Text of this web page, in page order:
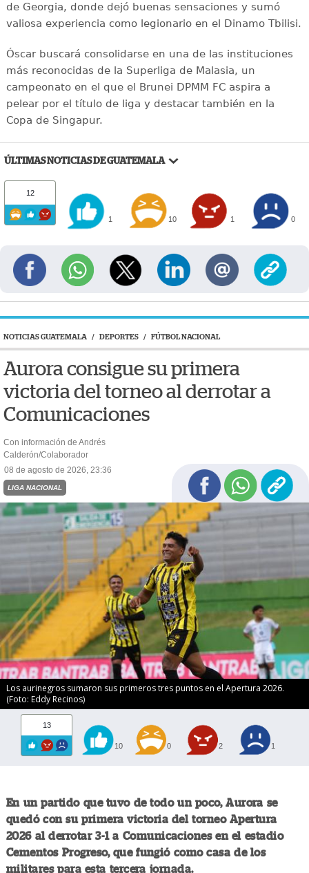
de Georgia, donde dejó buenas sensaciones y sumó
valiosa experiencia como legionario en el Dinamo Tbilisi.
Óscar buscará consolidarse en una de las instituciones
más reconocidas de la Superliga de Malasia, un
campeonato en el que el Brunei DPMM FC aspira a
pelear por el título de liga y destacar también en la
Copa de Singapur.
ÚLTIMAS NOTICIAS DE GUATEMALA
12
1 10 1 0
NOTICIAS GUATEMALA / DEPORTES / FÚTBOL NACIONAL
Aurora consigue su primera
victoria del torneo al derrotar a
Comunicaciones
Con información de Andrés
Calderón/Colaborador
08 de agosto de 2026, 23:36
LIGA NACIONAL
Los aurinegros sumaron sus primeros tres puntos en el Apertura 2026.
(Foto: Eddy Recinos)
13
10 0 2 1
En un partido que tuvo de todo un poco, Aurora se
quedó con su primera victoria del torneo Apertura
2026 al derrotar 3-1 a Comunicaciones en el estadio
Cementos Progreso, que fungió como casa de los
militares para esta tercera jornada.